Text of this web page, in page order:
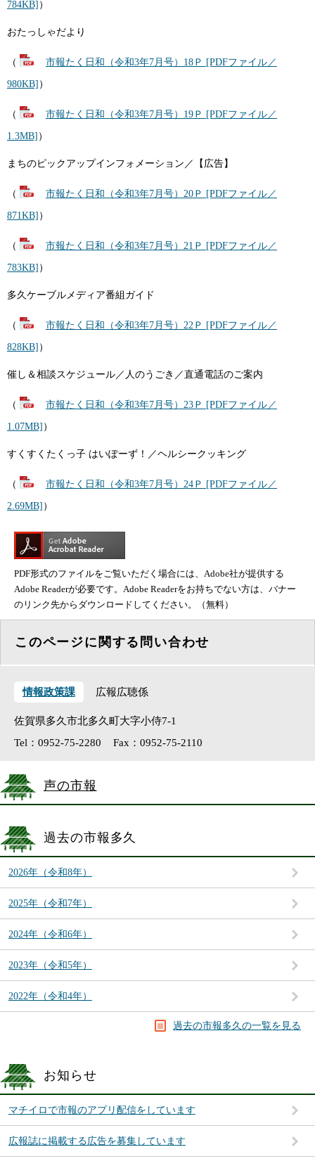
声の市報
過去の市報多久
2026年（令和8年）
2025年（令和7年）
2024年（令和6年）
2023年（令和5年）
2022年（令和4年）
過去の市報多久の一覧を見る
お知らせ
マチイロで市報のアプリ配信をしています
広報誌に掲載する広告を募集しています
784KB] ）
おたっしゃだより
（ 市報たく日和（令和3年7月号）18Ｐ [PDFファイル／
980KB] ）
（ 市報たく日和（令和3年7月号）19Ｐ [PDFファイル／
1.3MB] ）
まちのピックアップインフォメーション／【広告】
（ 市報たく日和（令和3年7月号）20Ｐ [PDFファイル／
871KB] ）
（ 市報たく日和（令和3年7月号）21Ｐ [PDFファイル／
783KB] ）
多久ケーブルメディア番組ガイド
（ 市報たく日和（令和3年7月号）22Ｐ [PDFファイル／
828KB] ）
催し＆相談スケジュール／人のうごき／直通電話のご案内
（ 市報たく日和（令和3年7月号）23Ｐ [PDFファイル／
1.07MB] ）
すくすくたくっ子 はいぽーず！／ヘルシークッキング
（ 市報たく日和（令和3年7月号）24Ｐ [PDFファイル／
2.69MB] ）
PDF形式のファイルをご覧いただく場合には、Adobe社が提供する
Adobe Readerが必要です。Adobe Readerをお持ちでない方は、バナー
のリンク先からダウンロードしてください。（無料）
このページに関する問い合わせ
情報政策課 広報広聴係
佐賀県多久市北多久町大字小侍7-1
Tel：0952-75-2280
Fax：0952-75-2110